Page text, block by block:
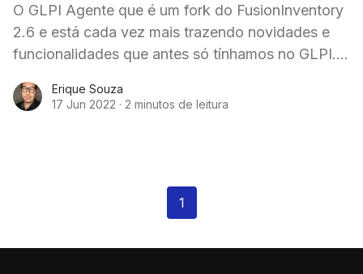
O GLPI Agente que é um fork do FusionInventory
2.6 e está cada vez mais trazendo novidades e
funcionalidades que antes só tínhamos no GLPI.
Erique Souza
17 Jun 2022 · 2 minutos de leitura
1